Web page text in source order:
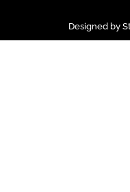
Designed by